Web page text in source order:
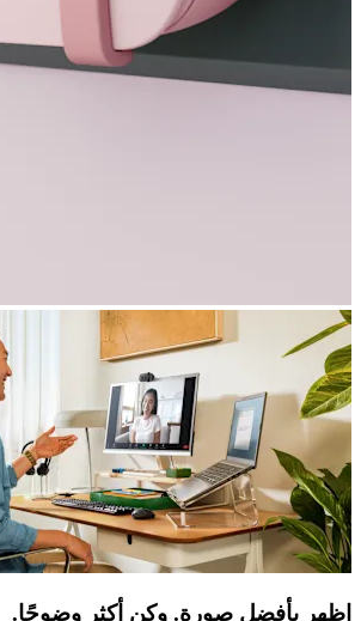
اظهر بأفضل صورة. وكن أكثر وضوحًا.